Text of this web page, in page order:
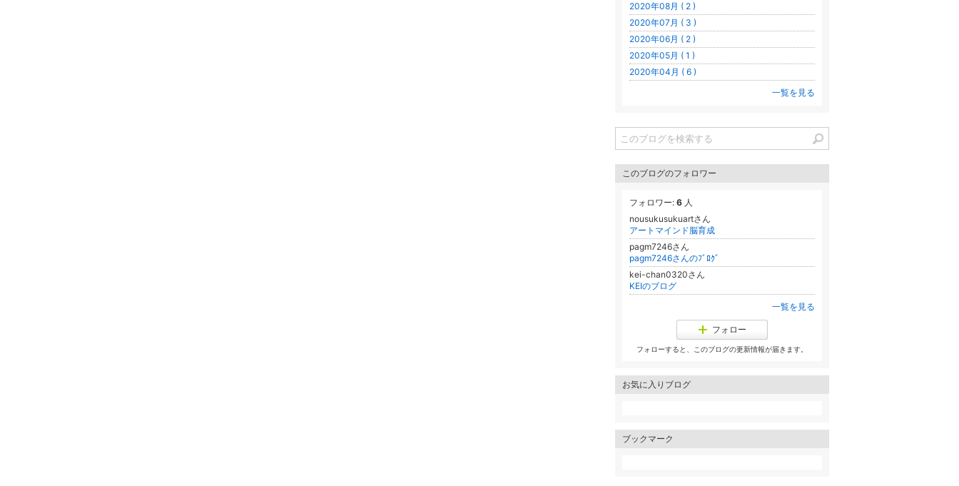
2020年08月 ( 2 )
2020年07月 ( 3 )
2020年06月 ( 2 )
2020年05月 ( 1 )
2020年04月 ( 6 )
一覧を見る
このブログのフォロワー
フォロワー: 6 人
nousukusukuartさん
アートマインド脳育成
pagm7246さん
pagm7246さんのﾌﾞﾛｸﾞ
kei-chan0320さん
KEIのブログ
一覧を見る
フォロー
フォローすると、このブログの更新情報が届きます。
お気に入りブログ
ブックマーク